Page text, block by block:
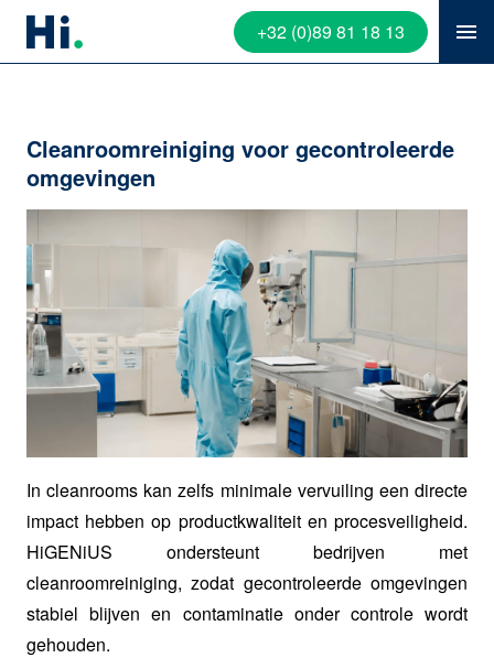
+32 (0)89 81 18 13
Cleanroomreiniging voor gecontroleerde
omgevingen
In cleanrooms kan zelfs minimale vervuiling een directe
impact hebben op productkwaliteit en procesveiligheid.
HiGENiUS ondersteunt bedrijven met
cleanroomreiniging, zodat gecontroleerde omgevingen
stabiel blijven en contaminatie onder controle wordt
gehouden.